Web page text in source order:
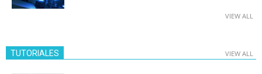
VIEW ALL
TUTORIALES VIEW ALL